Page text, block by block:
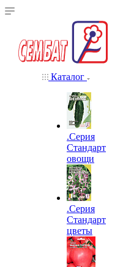
Каталог
.Серия
Стандарт
овощи
.Серия
Стандарт
цветы